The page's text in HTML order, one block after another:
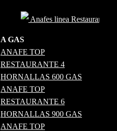
Anafes linea Restaurant
A GAS
ANAFE TOP
RESTAURANTE 4
HORNALLAS 600 GAS
ANAFE TOP
RESTAURANTE 6
HORNALLAS 900 GAS
ANAFE TOP